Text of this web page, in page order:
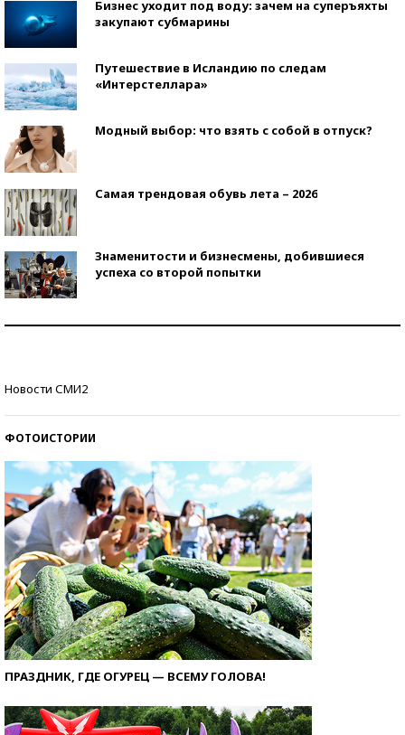
Бизнес уходит под воду: зачем на суперъяхты
закупают субмарины
Путешествие в Исландию по следам
«Интерстеллара»
Модный выбор: что взять с собой в отпуск?
Самая трендовая обувь лета – 2026
Знаменитости и бизнесмены, добившиеся
успеха со второй попытки
Новости СМИ2
ФОТОИСТОРИИ
ПРАЗДНИК, ГДЕ ОГУРЕЦ — ВСЕМУ ГОЛОВА!